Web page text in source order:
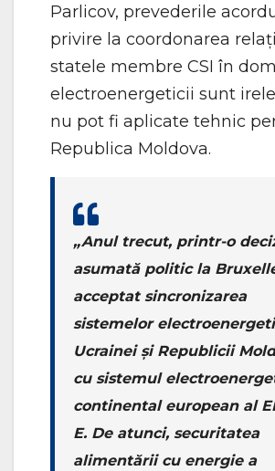
Parlicov, prevederile
privire la coordonarea
statele membre CSI în
electroenergeticii sunt
nu pot fi aplicate tehnic
Republica Moldova.
„Anul trecut, printr-o
asumată politic la
acceptat sincronizarea
sistemelor
Ucrainei și Republicii
cu sistemul
continental european al
E. De atunci, securitatea
alimentării cu energie a